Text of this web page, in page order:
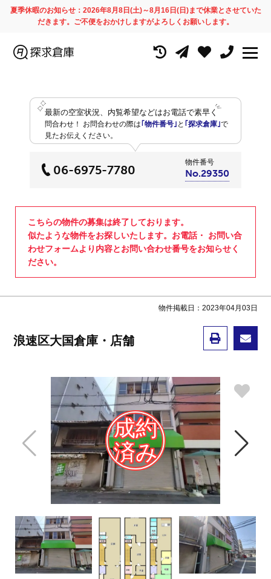
夏季休暇のお知らせ：2026年8月8日(土)～8月16日(日)まで休業とさせていた
だきます。ご不便をおかけしますがよろしくお願いします。
最新の空室状況、内覧希望などはお電話で素早く
問合わせ！ お問合わせの際は ｢物件番号｣ と ｢探求倉庫｣で
見たお伝えください。
06-6975-7780
物件番号
No.29350
こちらの物件の募集は終了しております。
似たような物件をお探しいたします。お電話・ お問い合
わせフォームより内容とお問い合わせ番号をお知らせく
ださい。
物件掲載日：2023年04月03日
浪速区大国倉庫・店舗